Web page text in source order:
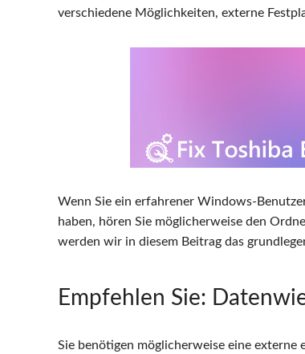
verschiedene Möglichkeiten, externe
Wenn Sie ein erfahrener Windows-
haben, hören Sie möglicherweise den
werden wir in diesem Beitrag das
Empfehlen Sie:
Sie benötigen möglicherweise eine